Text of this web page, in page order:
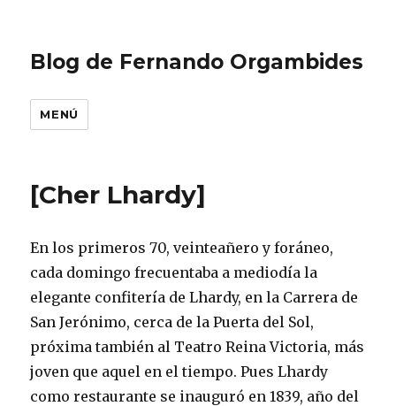
Blog de Fernando Orgambides
MENÚ
[Cher Lhardy]
En los primeros 70, veinteañero y foráneo,
cada domingo frecuentaba a mediodía la
elegante confitería de Lhardy, en la Carrera de
San Jerónimo, cerca de la Puerta del Sol,
próxima también al Teatro Reina Victoria, más
joven que aquel en el tiempo. Pues Lhardy
como restaurante se inauguró en 1839, año del